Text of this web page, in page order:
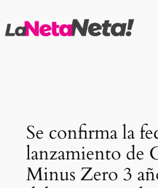
al
Se confirma la
lanzamiento de
Minus Zero 3